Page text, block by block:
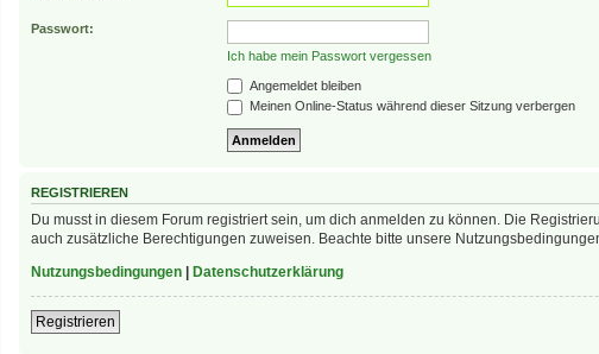
Passwort:
Ich habe mein Passwort vergessen
Angemeldet bleiben
Meinen Online-Status während dieser Sitzung verbergen
REGISTRIEREN
Du musst in diesem Forum registriert sein, um dich anmelden zu können. Die
auch zusätzliche Berechtigungen zuweisen. Beachte bitte unsere
Nutzungsbedingungen
Datenschutzerklärung
Registrieren